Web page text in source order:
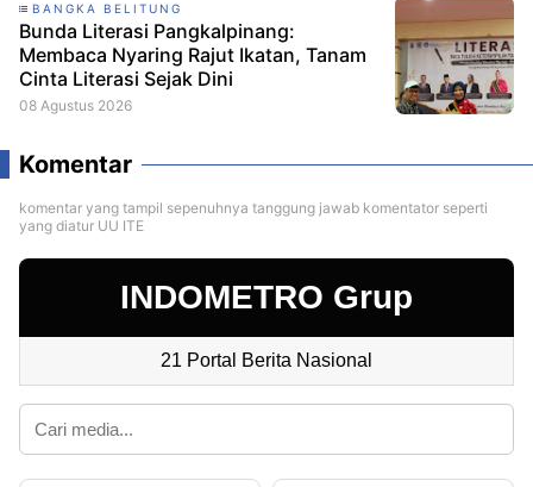
BANGKA BELITUNG
Bunda Literasi Pangkalpinang:
Membaca Nyaring Rajut Ikatan, Tanam
Cinta Literasi Sejak Dini
08 Agustus 2026
Komentar
komentar yang tampil sepenuhnya tanggung jawab komentator seperti
yang diatur UU ITE
INDOMETRO Grup
21 Portal Berita Nasional